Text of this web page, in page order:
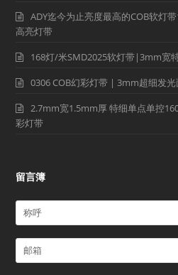
ADY迄今为止亮度最高的COB软灯
高亮灯带
168灯/米SMD2025软灯带|3mm宽
0306 COB幻彩灯带 | 3mm超细发
2.7mm宽1.5mm厚 特细单点单控
彩灯带
留言簿